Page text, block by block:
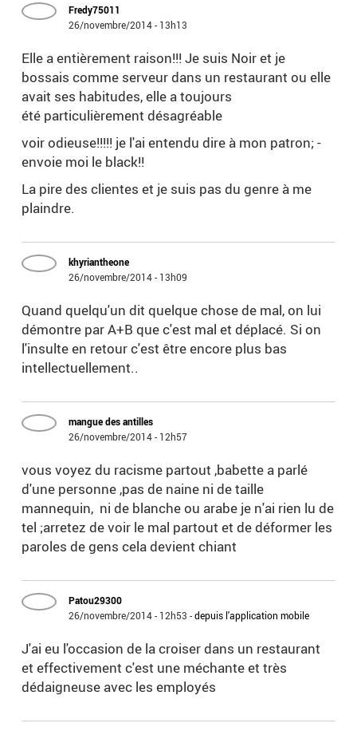
Fredy75011
26/novembre/2014 - 13h13
Elle a entièrement raison!!! Je suis Noir et je
bossais comme serveur dans un restaurant ou elle
avait ses habitudes, elle a toujours
été particulièrement désagréable
voir odieuse!!!!! je l'ai entendu dire à mon patron; -
envoie moi le black!!
La pire des clientes et je suis pas du genre à me
plaindre.
khyriantheone
26/novembre/2014 - 13h09
Quand quelqu'un dit quelque chose de mal, on lui
démontre par A+B que c'est mal et déplacé. Si on
l'insulte en retour c'est être encore plus bas
intellectuellement..
mangue des antilles
26/novembre/2014 - 12h57
vous voyez du racisme partout ,babette a parlé
d'une personne ,pas de naine ni de taille
mannequin, ni de blanche ou arabe je n'ai rien lu de
tel ;arretez de voir le mal partout et de déformer les
paroles de gens cela devient chiant
Patou29300
26/novembre/2014 - 12h53 -depuis l'application mobile
J'ai eu l'occasion de la croiser dans un restaurant
et effectivement c'est une méchante et très
dédaigneuse avec les employés